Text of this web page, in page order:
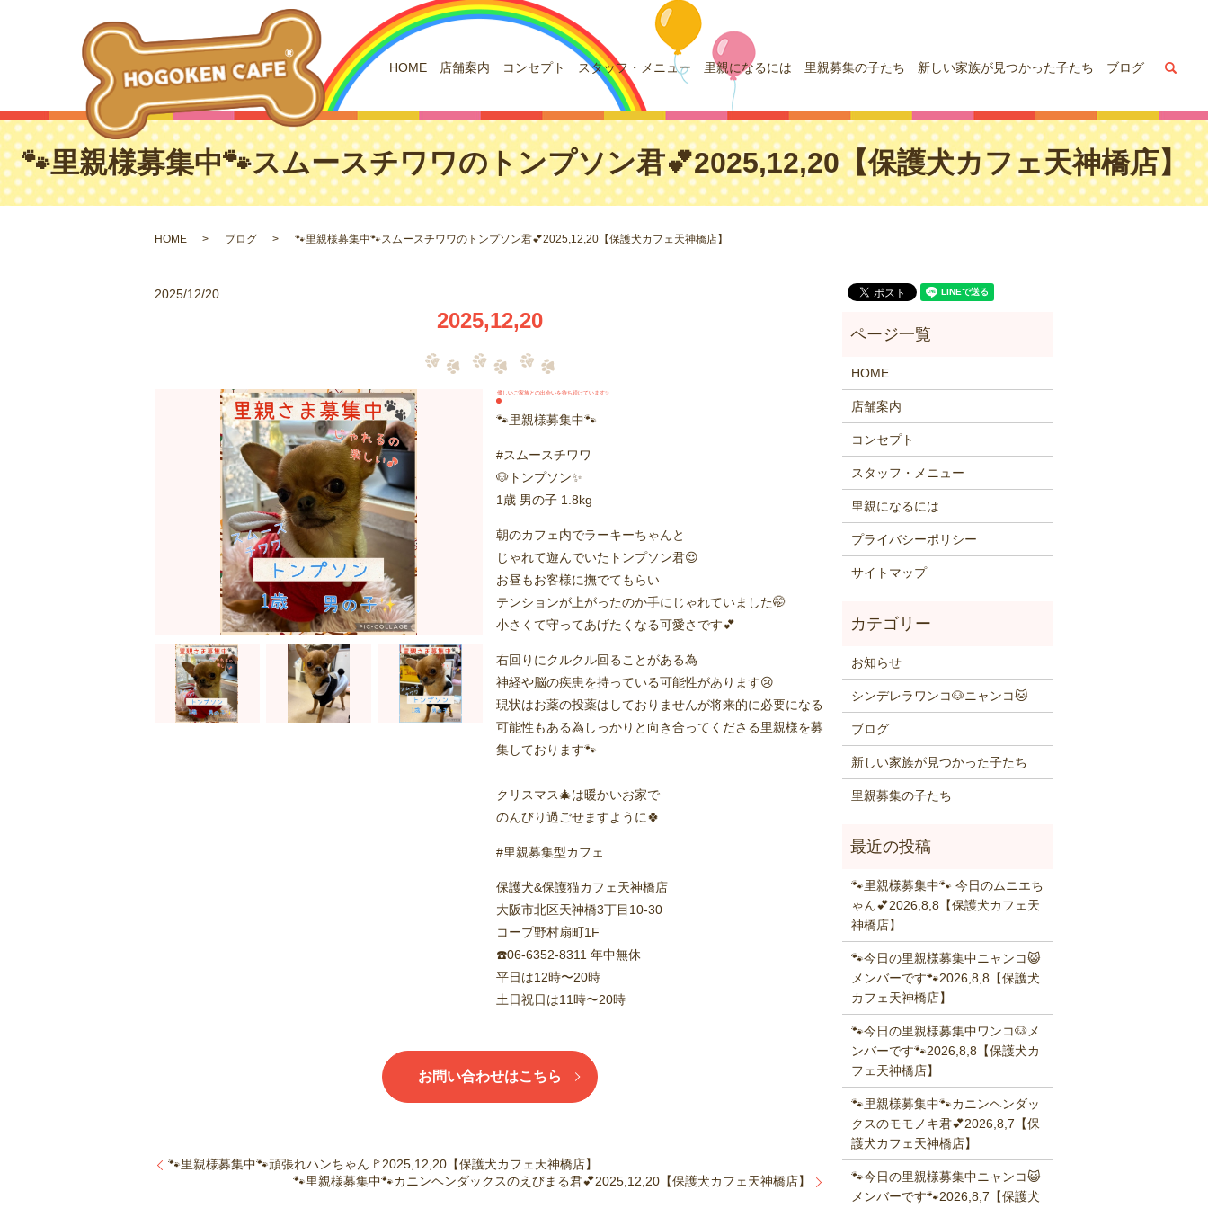
HOME 店舗案内 コンセプト スタッフ・メニュー 里親になるには 里親募集の子たち 新しい家族が見つかった子たち ブログ
🐾里親様募集中🐾スムースチワワのトンプソン君💕2025,12,20【保護犬カフェ天神橋店】
HOME ブログ 🐾里親様募集中🐾スムースチワワのトンプソン君💕2025,12,20【保護犬カフェ天神橋店】
2025/12/20
2025,12,20
優しいご家族との出会いを待ち続けています✨
🐾里親様募集中🐾
#スムースチワワ
🐶トンプソン✨️
1歳 男の子 1.8kg
朝のカフェ内でラーキーちゃんと
じゃれて遊んでいたトンプソン君😍
お昼もお客様に撫でてもらい
テンションが上がったのか手にじゃれていました🤭
小さくて守ってあげたくなる可愛さです💕
右回りにクルクル回ることがある為
神経や脳の疾患を持っている可能性があります😢
現状はお薬の投薬はしておりませんが将来的に必要になる
可能性もある為しっかりと向き合ってくださる里親様を募
集しております🐾
クリスマス🎄は暖かいお家で
のんびり過ごせますように🍀
#里親募集型カフェ
保護犬&保護猫カフェ天神橋店
大阪市北区天神橋3丁目10-30
コープ野村扇町1F
☎️06-6352-8311 年中無休
平日は12時〜20時
土日祝日は11時〜20時
お問い合わせはこちら
🐾里親様募集中🐾頑張れハンちゃん🚩2025,12,20【保護犬カフェ天神橋店】
🐾里親様募集中🐾カニンヘンダックスのえびまる君💕2025,12,20【保護犬カフェ天神橋店】
HOME
店舗案内
コンセプト
スタッフ・メニュー
里親になるには
プライバシーポリシー
サイトマップ
お知らせ
シンデレラワンコ🐶ニャンコ🐱
ブログ
新しい家族が見つかった子たち
里親募集の子たち
🐾里親様募集中🐾 今日のムニエち
ゃん💕2026,8,8【保護犬カフェ天
神橋店】
🐾今日の里親様募集中ニャンコ😺
メンバーです🐾2026,8,8【保護犬
カフェ天神橋店】
🐾今日の里親様募集中ワンコ🐶メ
ンバーです🐾2026,8,8【保護犬カ
フェ天神橋店】
🐾里親様募集中🐾カニンヘンダッ
クスのモモノキ君💕2026,8,7【保
護犬カフェ天神橋店】
🐾今日の里親様募集中ニャンコ😺
メンバーです🐾2026,8,7【保護犬